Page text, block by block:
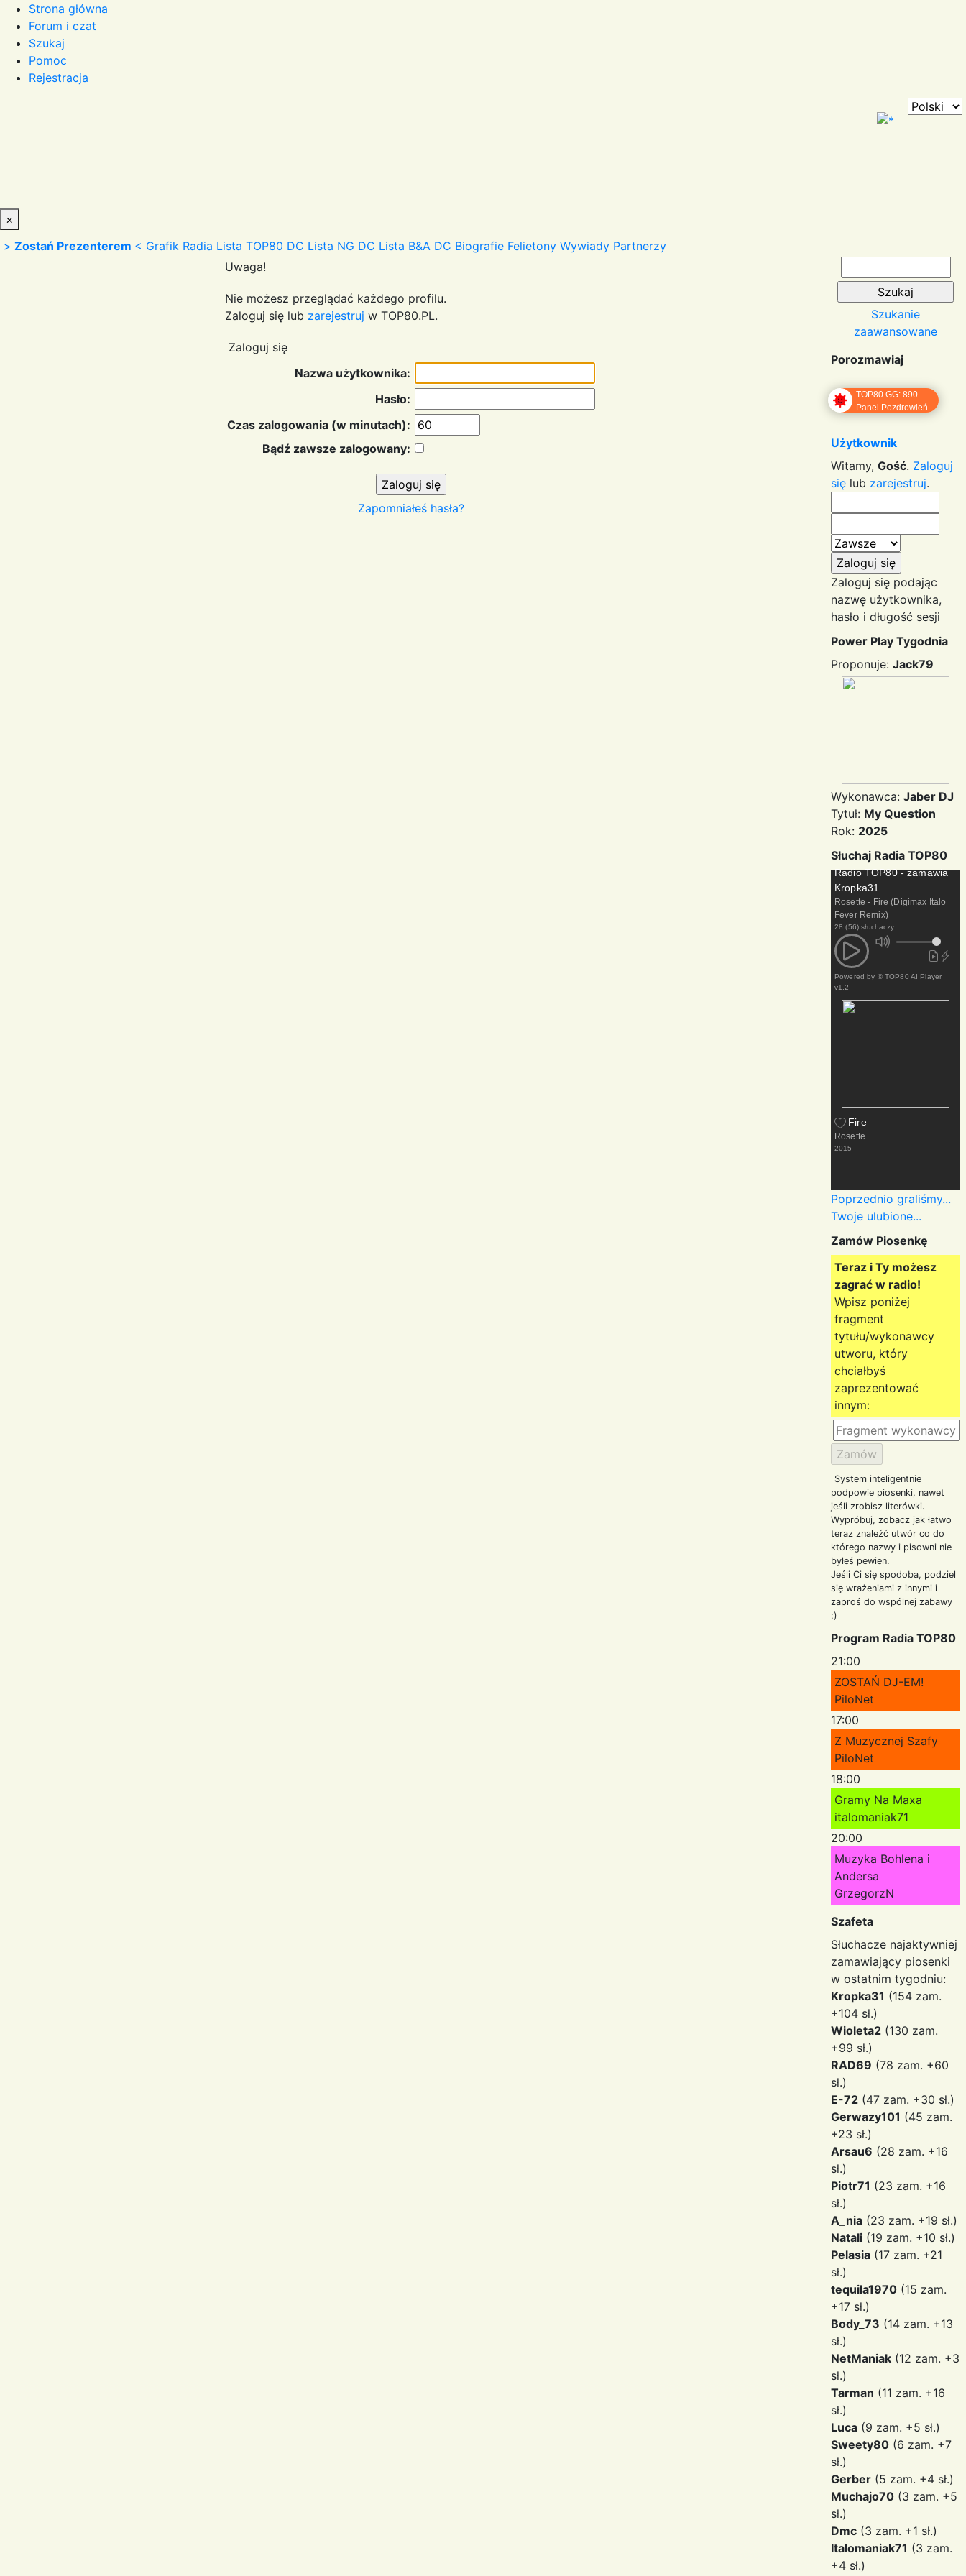
Strona główna
Forum i czat
Szukaj
Pomoc
Rejestracja
×
> Zostań Prezenterem < Grafik Radia Lista TOP80 DC Lista NG DC Lista B&A DC Biografie Felietony Wywiady Partnerzy
Uwaga!
Nie możesz przeglądać każdego profilu.
Zaloguj się lub zarejestruj w TOP80.PL.
Zaloguj się
Nazwa użytkownika:
Hasło:
Czas zalogowania (w minutach):
Bądź zawsze zalogowany:
Zapomniałeś hasła?
Szukanie
zaawansowane
Porozmawiaj
TOP80 GG: 890
Panel Pozdrowień
Użytkownik
Witamy, Gość. Zaloguj
się lub zarejestruj.
Zaloguj się podając
nazwę użytkownika,
hasło i długość sesji
Power Play Tygodnia
Proponuje: Jack79
Wykonawca: Jaber DJ
Tytuł: My Question
Rok: 2025
Słuchaj Radia TOP80
Radio TOP80 - zamawia
Kropka31
Rosette - Fire (Digimax Italo
Fever Remix)
28 (56) słuchaczy
Powered by © TOP80 AI Player
v1.2
Fire
Rosette
2015
Poprzednio graliśmy...
Twoje ulubione...
Zamów Piosenkę
Teraz i Ty możesz
zagrać w radio!
Wpisz poniżej
fragment
tytułu/wykonawcy
utworu, który
chciałbyś
zaprezentować
innym:
System inteligentnie
podpowie piosenki, nawet
jeśli zrobisz literówki.
Wypróbuj, zobacz jak łatwo
teraz znaleźć utwór co do
którego nazwy i pisowni nie
byłeś pewien.
Jeśli Ci się spodoba, podziel
się wrażeniami z innymi i
zaproś do wspólnej zabawy
:)
Program Radia TOP80
21:00
ZOSTAŃ DJ-EM!
PiloNet
17:00
Z Muzycznej Szafy
PiloNet
18:00
Gramy Na Maxa
italomaniak71
20:00
Muzyka Bohlena i
Andersa
GrzegorzN
Szafeta
Słuchacze najaktywniej
zamawiający piosenki
w ostatnim tygodniu:
Kropka31 (154 zam.
+104 sł.)
Wioleta2 (130 zam.
+99 sł.)
RAD69 (78 zam. +60
sł.)
E-72 (47 zam. +30 sł.)
Gerwazy101 (45 zam.
+23 sł.)
Arsau6 (28 zam. +16
sł.)
Piotr71 (23 zam. +16
sł.)
A_nia (23 zam. +19 sł.)
Natali (19 zam. +10 sł.)
Pelasia (17 zam. +21
sł.)
tequila1970 (15 zam.
+17 sł.)
Body_73 (14 zam. +13
sł.)
NetManiak (12 zam. +3
sł.)
Tarman (11 zam. +16
sł.)
Luca (9 zam. +5 sł.)
Sweety80 (6 zam. +7
sł.)
Gerber (5 zam. +4 sł.)
Muchajo70 (3 zam. +5
sł.)
Dmc (3 zam. +1 sł.)
Italomaniak71 (3 zam.
+4 sł.)